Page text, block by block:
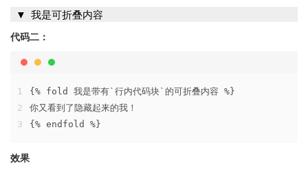
我是可折叠内容
代码二：
1
2
3
{% fold 我是带有`行内代码块`的可折叠内容 %}
你又看到了隐藏起来的我！
{% endfold %}
效果